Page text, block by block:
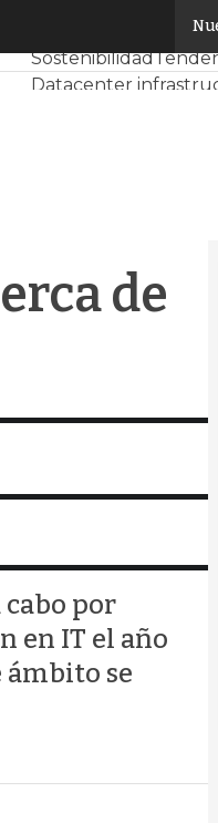
Servidores CPD y
Sostenibilidad
Datacenter
de
por
en IT el año
ámbito se